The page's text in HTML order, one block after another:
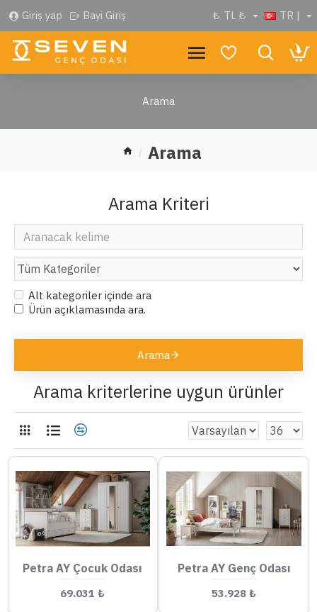
Giriş yap Bayi Giriş ₺ TL ₺ TR |
Arama
Arama
Arama Kriteri
Alt kategoriler içinde ara
Ürün açıklamasında ara.
Arama
Arama kriterlerine uygun ürünler
Petra AY Çocuk Odası
69.031 ₺
Petra AY Genç Odası
53.928 ₺